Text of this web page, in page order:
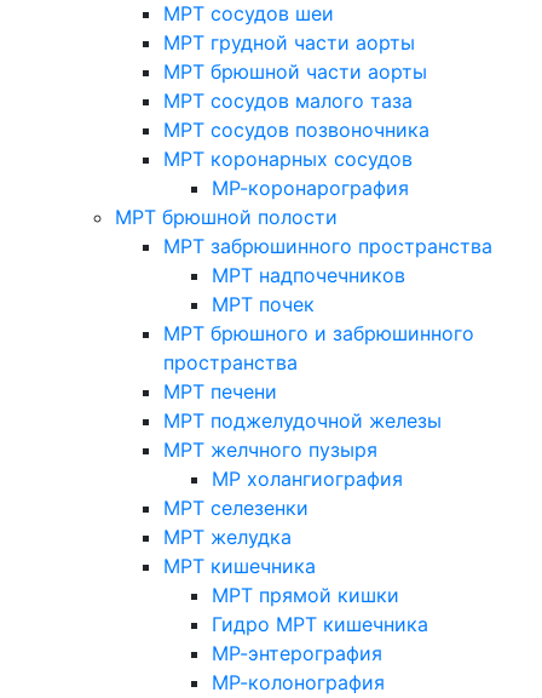
МРТ сосудов шеи
МРТ грудной части аорты
МРТ брюшной части аорты
МРТ сосудов малого таза
МРТ сосудов позвоночника
МРТ коронарных сосудов
МР-коронарография
МРТ брюшной полости
МРТ забрюшинного пространства
МРТ надпочечников
МРТ почек
МРТ брюшного и забрюшинного
пространства
МРТ печени
МРТ поджелудочной железы
МРТ желчного пузыря
МР холангиография
МРТ селезенки
МРТ желудка
МРТ кишечника
МРТ прямой кишки
Гидро МРТ кишечника
МР-энтерография
МР-колонография